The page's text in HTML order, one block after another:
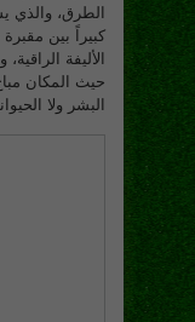
الطرق، والذي
كبيراً بين
الأليفة
حيث المكان
البشر ولا